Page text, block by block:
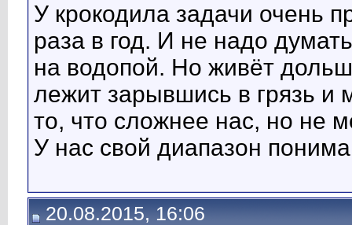
У крокодила задачи очень
раза в год. И не надо
на водопой. Но живёт
лежит зарывшись в грязь
то, что сложнее нас, но не
У нас свой диапазон
20.08.2015, 16:06